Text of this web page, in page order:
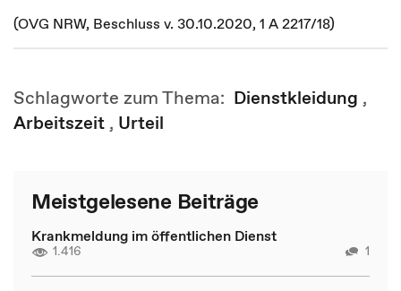
(OVG NRW, Beschluss v. 30.10.2020, 1 A 2217/18)
Schlagworte zum Thema: Dienstkleidung ,
Arbeitszeit , Urteil
Meistgelesene Beiträge
Krankmeldung im öffentlichen Dienst
1.416 1